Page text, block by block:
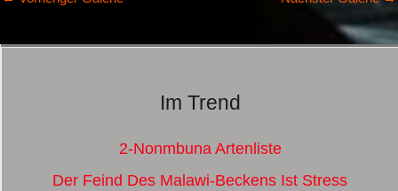
Im Trend
2-Nonmbuna Artenliste
Der Feind Des Malawi-Beckens Ist Stress